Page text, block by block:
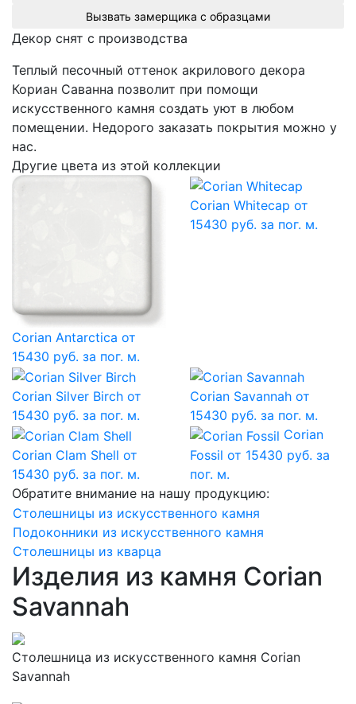
Вызвать замерщика с образцами
Декор снят с производства
Теплый песочный оттенок акрилового декора
Кориан Саванна позволит при помощи
искусственного камня создать уют в любом
помещении. Недорого заказать покрытия можно у
нас.
Другие цвета из этой коллекции
Corian Antarctica от
15430 руб. за пог. м.
Corian Whitecap от
15430 руб. за пог. м.
Corian Silver Birch от
15430 руб. за пог. м.
Corian Savannah от
15430 руб. за пог. м.
Corian Clam Shell от
15430 руб. за пог. м.
Corian
Fossil от 15430 руб. за
пог. м.
Обратите внимание на нашу продукцию:
Столешницы из искусственного камня
Подоконники из искусственного камня
Столешницы из кварца
Изделия из камня Corian
Savannah
Столешница из искусственного камня Corian
Savannah